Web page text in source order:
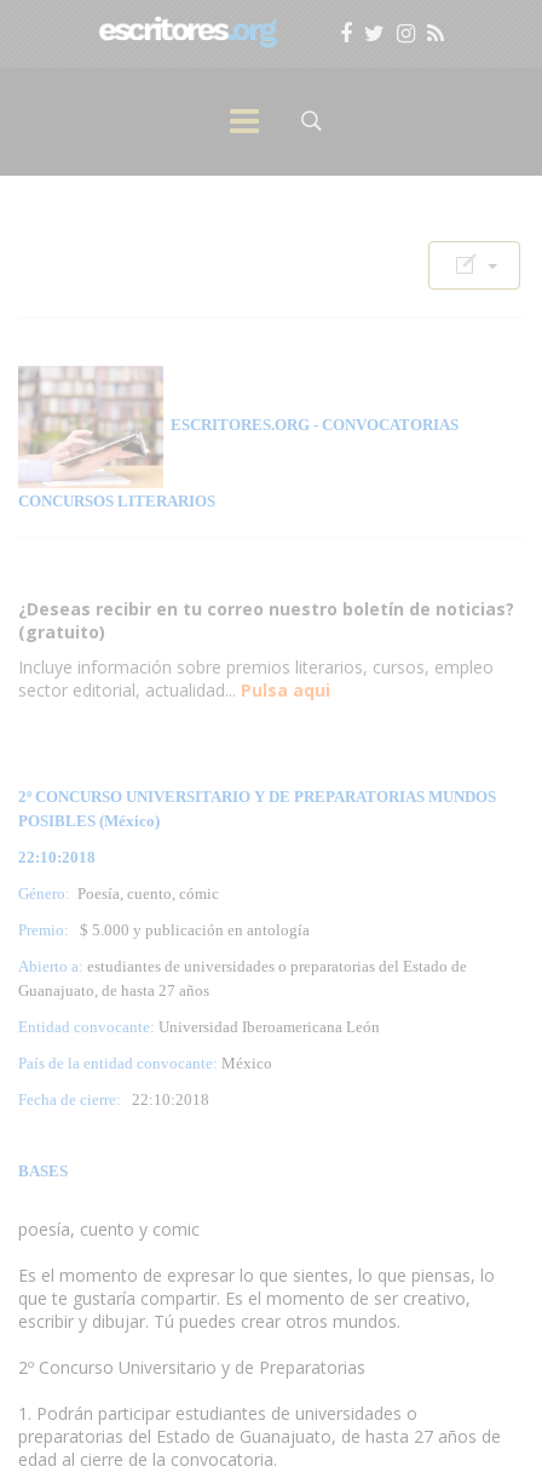
ESCRITORES.ORG - CONVOCATORIAS
CONCURSOS LITERARIOS
¿Deseas recibir en tu correo nuestro boletín de noticias?
(gratuito)
Incluye información sobre premios literarios, cursos, empleo
sector editorial, actualidad... Pulsa aqui
2º CONCURSO UNIVERSITARIO Y DE PREPARATORIAS MUNDOS
POSIBLES (México)
22:10:2018
Género: Poesía, cuento, cómic
Premio:
$ 5.000 y publicación en antología
Abierto a: estudiantes de universidades o preparatorias del Estado de
Guanajuato, de hasta 27 años
Entidad convocante: Universidad Iberoamericana León
País de la entidad convocante: México
Fecha de cierre: 22:10:2018
BASES
poesía, cuento y comic
Es el momento de expresar lo que sientes, lo que piensas, lo
que te gustaría compartir. Es el momento de ser creativo,
escribir y dibujar. Tú puedes crear otros mundos.
2º Concurso Universitario y de Preparatorias
1. Podrán participar estudiantes de universidades o
preparatorias del Estado de Guanajuato, de hasta 27 años de
edad al cierre de la convocatoria.